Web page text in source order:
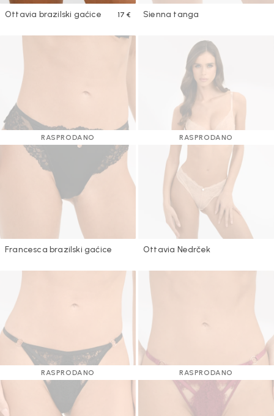
Ottavia brazilski gaćice 17 € Sienna tanga
RASPRODANO
Francesca brazilski gaćice
RASPRODANO
Ottavia Nedrček
RASPRODANO RASPRODANO